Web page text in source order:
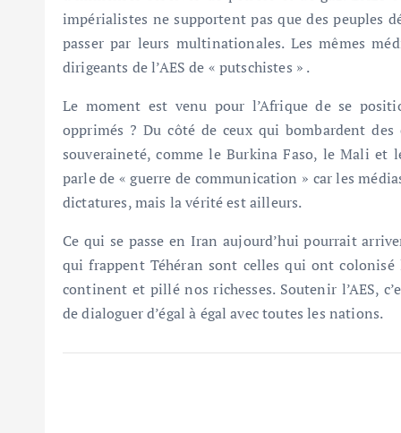
impérialistes ne supportent pas que des peuples
passer par leurs multinationales. Les mêmes
dirigeants de l’AES de « putschistes » .
Le moment est venu pour l’Afrique de se
opprimés ? Du côté de ceux qui bombardent
souveraineté, comme le Burkina Faso, le Mali
parle de « guerre de communication » car les
dictatures, mais la vérité est ailleurs.
Ce qui se passe en Iran aujourd’hui pourrait
qui frappent Téhéran sont celles qui ont
continent et pillé nos richesses. Soutenir l’AES,
de dialoguer d’égal à égal avec toutes les nations.